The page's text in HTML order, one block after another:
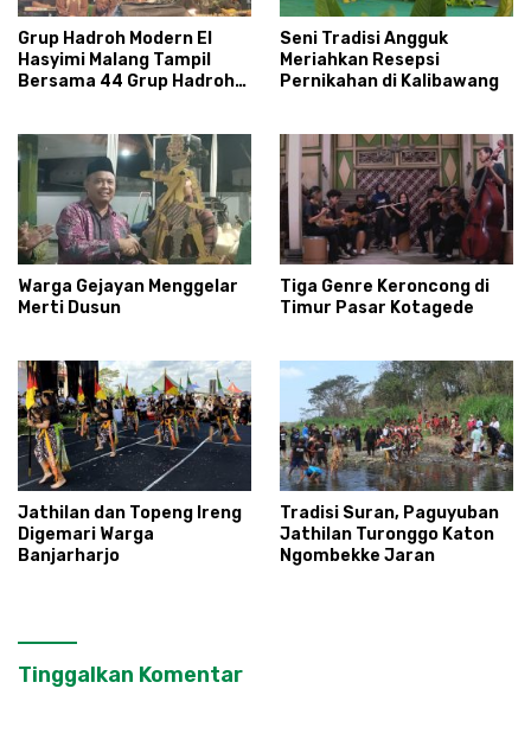
Grup Hadroh Modern El
Hasyimi Malang Tampil
Bersama 44 Grup Hadroh
Seni Tradisi Angguk
Meriahkan Resepsi
Pernikahan di Kalibawang
Warga Gejayan Menggelar
Merti Dusun
Tiga Genre Keroncong di
Timur Pasar Kotagede
Jathilan dan Topeng Ireng
Digemari Warga
Banjarharjo
Tradisi Suran, Paguyuban
Jathilan Turonggo Katon
Ngombekke Jaran
Tinggalkan Komentar